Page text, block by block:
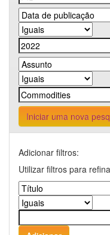
Iniciar uma nova
Adicionar filtros:
Utilizar filtros para